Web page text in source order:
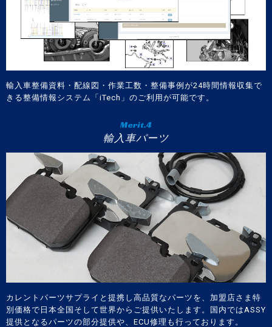
輸入車整備資料・配線図・作業工数・整備事例が24時間情報収集で
きる整備情報システム「iTech」のご利用が可能です。
Merit.4
輸入車パーツ
カレントパーツサプライと提携し高品質なパーツを、加盟店さま特
別価格で日本全国そして世界からご提供いたします。国内ではASSY
提供となるパーツの部分提供や、ECU修理も行っております。